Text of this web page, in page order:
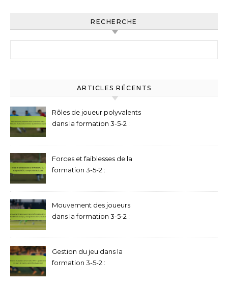
RECHERCHE
ARTICLES RÉCENTS
Rôles de joueur polyvalents
dans la formation 3-5-2 :
Ajustements tactiques
Forces et faiblesses de la
formation 3-5-2 :
Mouvement des joueurs
dans la formation 3-5-2 :
Gestion du jeu dans la
formation 3-5-2 :